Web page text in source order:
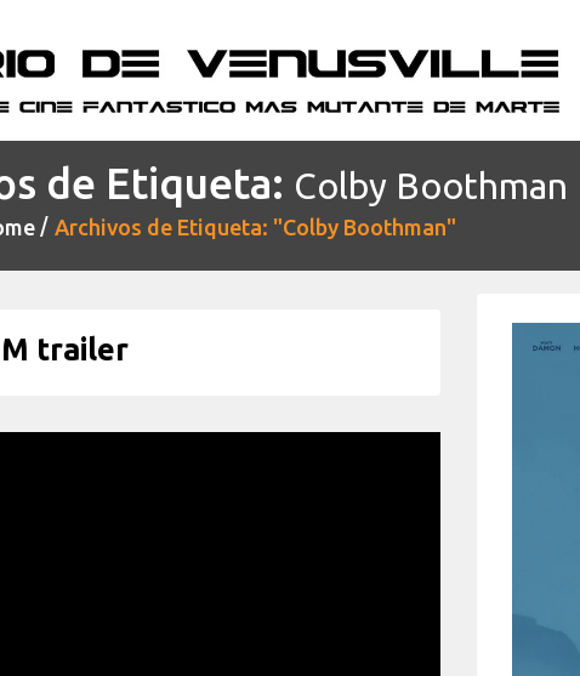
de Etiqueta: Colby Boothman
Archivos de Etiqueta: "Colby Boothman"
trailer